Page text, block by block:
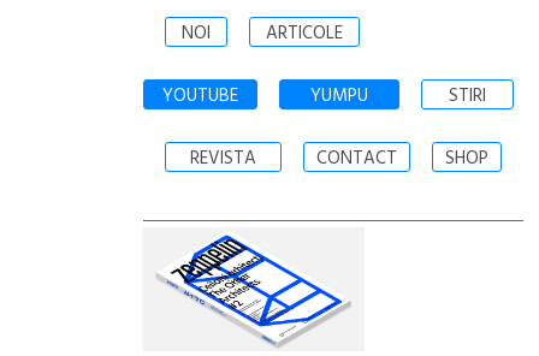
NOI ARTICOLE
YOUTUBE YUMPU STIRI
REVISTA CONTACT SHOP